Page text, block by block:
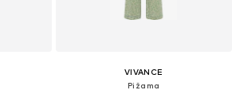
VIVANCE
Pižama